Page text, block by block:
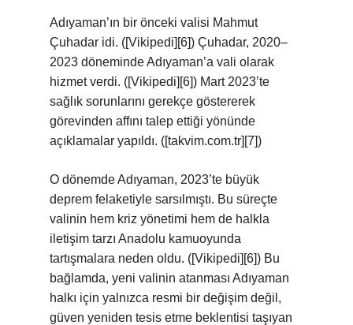
Adıyaman’ın bir önceki valisi Mahmut
Çuhadar idi. ([Vikipedi][6]) Çuhadar, 2020–
2023 döneminde Adıyaman’a vali olarak
hizmet verdi. ([Vikipedi][6]) Mart 2023’te
sağlık sorunlarını gerekçe göstererek
görevinden affını talep ettiği yönünde
açıklamalar yapıldı. ([takvim.com.tr][7])
O dönemde Adıyaman, 2023’te büyük
deprem felaketiyle sarsılmıştı. Bu süreçte
valinin hem kriz yönetimi hem de halkla
iletişim tarzı Anadolu kamuoyunda
tartışmalara neden oldu. ([Vikipedi][6]) Bu
bağlamda, yeni valinin atanması Adıyaman
halkı için yalnızca resmi bir değişim değil,
güven yeniden tesis etme beklentisi taşıyan